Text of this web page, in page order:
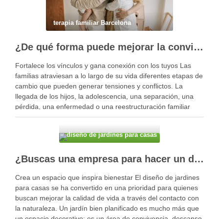
terapia familiar Barcelona
¿De qué forma puede mejorar la convivencia la terapia familiar?
Fortalece los vínculos y gana conexión con los tuyos Las
familias atraviesan a lo largo de su vida diferentes etapas de
cambio que pueden generar tensiones y conflictos. La
llegada de los hijos, la adolescencia, una separación, una
pérdida, una enfermedad o una reestructuración familiar
pueden alterar el equilibrio del …
diseño de jardines para casas
¿Buscas una empresa para hacer un diseño profesional de jardines en tu casa?
Crea un espacio que inspira bienestar El diseño de jardines
para casas se ha convertido en una prioridad para quienes
buscan mejorar la calidad de vida a través del contacto con
la naturaleza. Un jardín bien planificado es mucho más que